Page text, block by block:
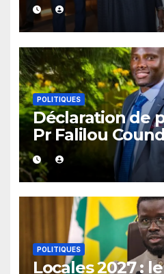
aux Sénégalais
POLITIQUES
Déclaration de
Pr Falilou
l’avènement
préventif »
POLITIQUES
Locales 2027 :